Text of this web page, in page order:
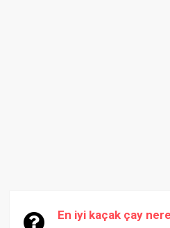
En iyi kaçak çay